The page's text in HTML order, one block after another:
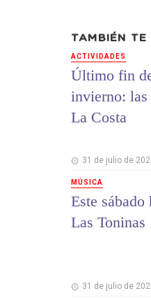
TAMBIÉN TE
ACTIVIDADES
Último fin
invierno: las
La Costa
31 de julio de
MÚSICA
Este
Las Toninas
31 de julio de